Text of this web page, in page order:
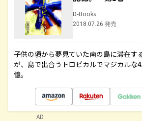
D-Books
2018.07.26 発売
子供の頃から夢見ていた南の島に滞在す
が、島で出合うトロピカルでマジカルな
憶。
AD